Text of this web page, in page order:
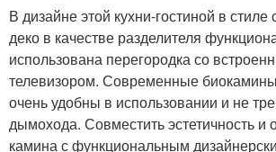
В дизайне этой кухни-гостиной в
деко в качестве разделителя
использована перегородка со
телевизором. Современные
очень удобны в использовании и не
дымохода. Совместить эстетичность
камина с функциональным